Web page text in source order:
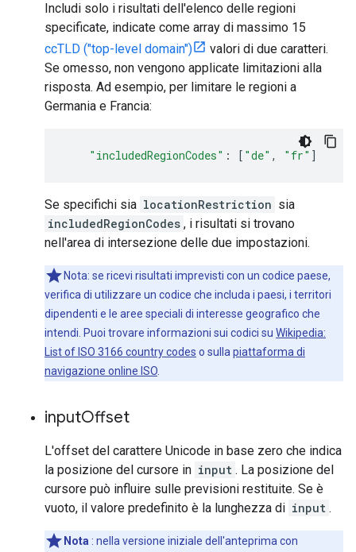
Includi solo i risultati dell'elenco delle regioni
specificate, indicate come array di massimo 15
ccTLD ("top-level domain")
valori di due caratteri.
Se omesso, non vengono applicate limitazioni alla
risposta. Ad esempio, per limitare le regioni a
Germania e Francia:
"includedRegionCodes" : [ "de" , "fr" ]
Se specifichi sia locationRestriction sia
includedRegionCodes , i risultati si trovano
nell'area di intersezione delle due impostazioni.
Nota: se ricevi risultati imprevisti con un codice paese,
verifica di utilizzare un codice che includa i paesi, i territori
dipendenti e le aree speciali di interesse geografico che
intendi. Puoi trovare informazioni sui codici su Wikipedia:
List of ISO 3166 country codes o sulla piattaforma di
navigazione online ISO
inputOffset
L'offset del carattere Unicode in base zero che indica
la posizione del cursore in input . La posizione del
cursore può influire sulle previsioni restituite. Se è
vuoto, il valore predefinito è la lunghezza di input .
Nota : nella versione iniziale dell'anteprima con